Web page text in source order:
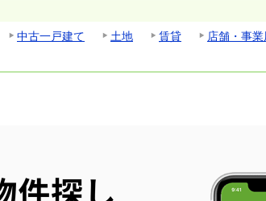
中古一戸建て 土地 賃貸
店舗・事業